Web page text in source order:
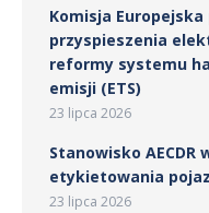
Komisja
przyspieszenia
reformy systemu
emisji (ETS)
23 lipca 2026
Stanowisko
etykietowania
23 lipca 2026